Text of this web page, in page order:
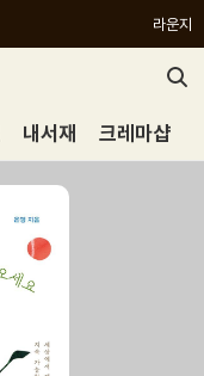
라운지
내서재 크레마샵